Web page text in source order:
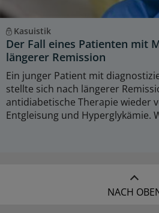
Kasuistik
Der Fall eines Patienten mit
längerer Remission
Ein junger Patient mit
stellte sich nach längerer
antidiabetische Therapie wieder
Entgleisung und Hyperglykämie.
NACH